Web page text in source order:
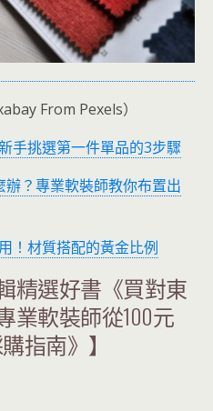
From Pexels）
手挑選第一件單品的3步驟
辦？專業軟裝師教你布置出
！材質搭配的黃金比例
精選好書《買對東
業軟裝師從100元
指南》】